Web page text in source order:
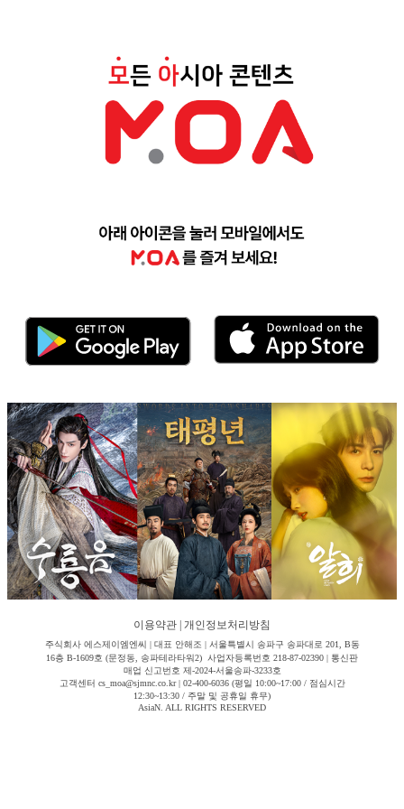
이용약관 개인정보처리방침
주식회사 에스제이엠엔씨 | 대표 안해조 | 서울특별시 송파구 송파대로 201, B동
16층 B-1609호 (문정동, 송파테라타워2) 사업자등록번호 218-87-02390 | 통신판
매업 신고번호 제-2024-서울송파-3233호
고객센터 cs_moa@sjmnc.co.kr | 02-400-6036 (평일 10:00~17:00 / 점심시간
12:30~13:30 / 주말 및 공휴일 휴무)
AsiaN. ALL RIGHTS RESERVED